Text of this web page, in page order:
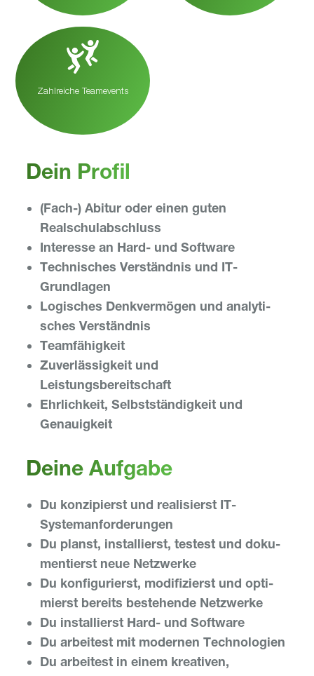
Zahl­reiche Teamevents
Dein Profil
(Fach-) Abitur oder einen guten
Realschulabschluss
Inter­esse an Hard- und Software
Tech­ni­sches Verständnis und IT-
Grundlagen
Logi­sches Denk­ver­mögen und analy­ti­
sches Verständnis
Team­fä­hig­keit
Zuver­läs­sig­keit und
Leistungsbereitschaft
Ehrlich­keit, Selbst­stän­dig­keit und
Genauigkeit
Deine Aufgabe
Du konzi­pierst und reali­sierst IT-
Systemanforderungen
Du planst, instal­lierst, testest und doku­
men­tierst neue Netzwerke
Du konfi­gu­rierst, modi­fi­zierst und opti­
mierst bereits bestehende Netzwerke
Du instal­lierst Hard- und Software
Du arbei­test mit modernen Technologien
Du arbei­test in einem krea­tiven,